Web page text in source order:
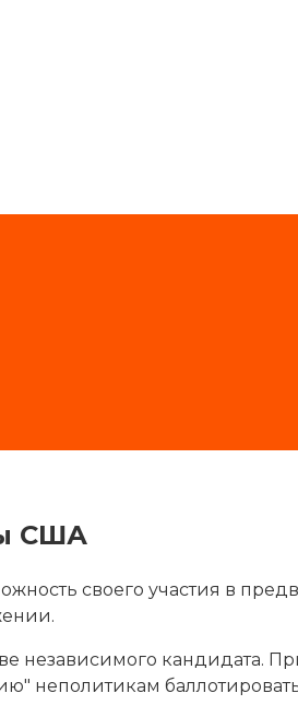
США
своего участия в
независимого кандидата.
неполитикам